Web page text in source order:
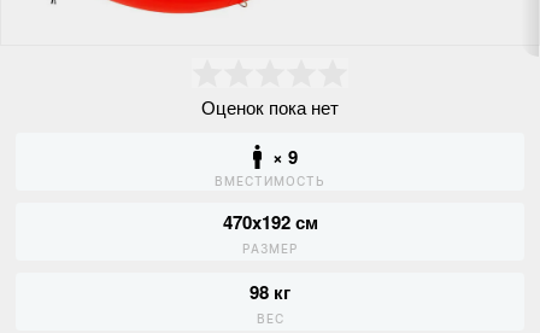
Оценок пока нет
× 9
ВМЕСТИМОСТЬ
470x192 см
РАЗМЕР
98 кг
ВЕС